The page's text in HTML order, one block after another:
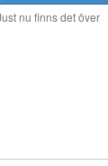
nu finns det över